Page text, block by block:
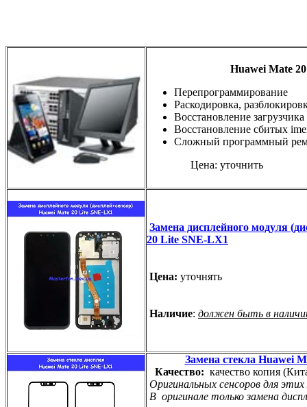
Huawei Mate
Перепрограммирование
Раскодировка,
Восстановление загрузчика
Восстановление сбитых
Сложный программный
Цена: уточнить
Замена дисплейного модуля
20 Lite SNE-LX1
Цена: уточнять
Наличие: должен быть в
Замена стекла Huawei
Качество: качество копия
Оригинальных сенсоров для
В оригинале только замена